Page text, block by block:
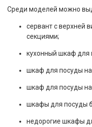
Среди моделей можно
сервант с верхней
секциями;
кухонный шкаф для
шкаф для посуды
шкаф для посуды
шкафы для посуды
недорогие шкафы